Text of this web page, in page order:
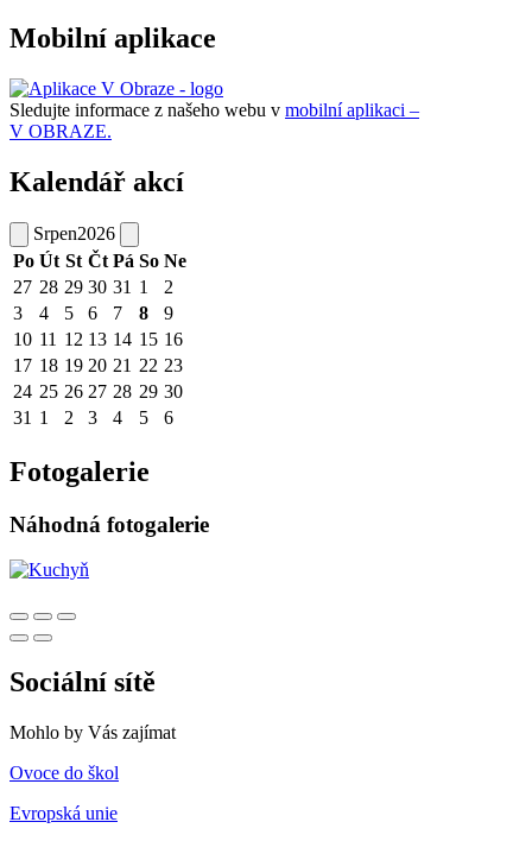
Mobilní aplikace
Sledujte informace z našeho webu v mobilní aplikaci –
V OBRAZE.
Kalendář akcí
Srpen2026
Po Út St Čt Pá So Ne
27 28 29 30 31 1
2
3
4 5 6 7 8
9
10 11 12 13 14 15 16
17 18 19 20 21 22 23
24 25 26 27 28 29 30
31 1 2 3 4 5 6
Fotogalerie
Náhodná fotogalerie
Sociální sítě
Mohlo by Vás zajímat
Ovoce do škol
Evropská unie